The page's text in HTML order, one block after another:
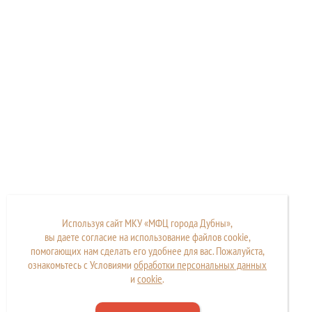
Используя сайт МКУ «МФЦ города Дубны»,
вы даете согласие на использование файлов cookie,
помогающих нам сделать его удобнее для вас. Пожалуйста,
ознакомьтесь с Условиямиобработки персональных данных
иcookie.